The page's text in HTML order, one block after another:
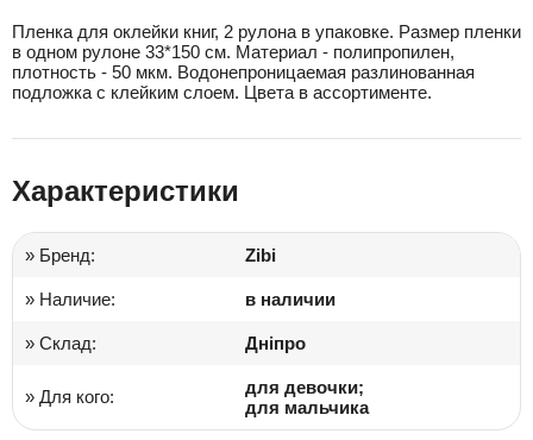
Пленка для оклейки книг, 2 рулона в упаковке. Размер пленки
в одном рулоне 33*150 см. Материал - полипропилен,
плотность - 50 мкм. Водонепроницаемая разлинованная
подложка с клейким слоем. Цвета в ассортименте.
Характеристики
» Бренд: Zibi
» Наличие: в наличии
» Склад: Дніпро
» Для кого:
для девочки;
для мальчика